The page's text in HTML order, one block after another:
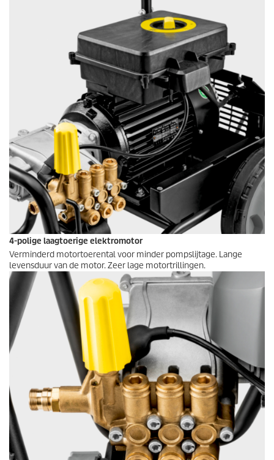
4-polige laagtoerige elektromotor
Verminderd motortoerental voor minder pompslijtage. Lange
levensduur van de motor. Zeer lage motortrillingen.